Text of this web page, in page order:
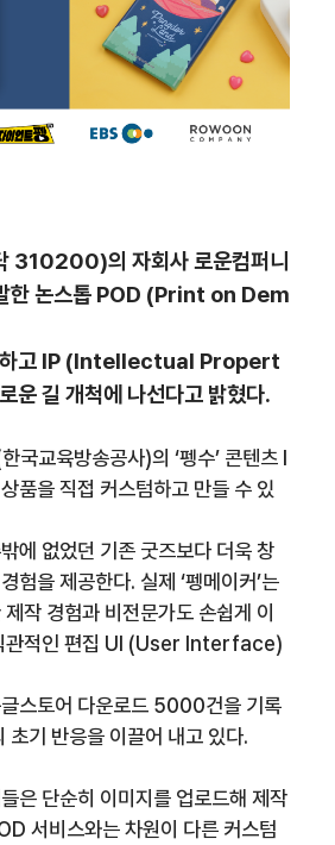
310200)의 자회사 로운컴퍼니
한 논스톱 POD (Print on Dem
하고 IP (Intellectual Propert
운 길 개척에 나선다고 밝혔다.
국교육방송공사)의 ‘펭수’ 콘텐츠 I
품을 직접 커스텀하고 만들 수 있
에 없었던 기존 굿즈보다 더욱 창
험을 제공한다. 실제 ‘펭메이커’는
작 경험과 비전문가도 손쉽게 이
관적인 편집 UI (User Interface)
스토어 다운로드 5000건을 기록
초기 반응을 이끌어 내고 있다.
은 단순히 이미지를 업로드해 제작
서비스와는 차원이 다른 커스텀